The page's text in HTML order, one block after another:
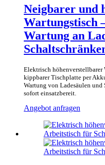
Neigbarer und
Wartungstisch
Wartung an
Elektrisch
kippbarer Tischplatte per
Wartung von Ladesäulen
sofort einsatzbereit.
Angebot anfragen
weist
mehrere
auf.